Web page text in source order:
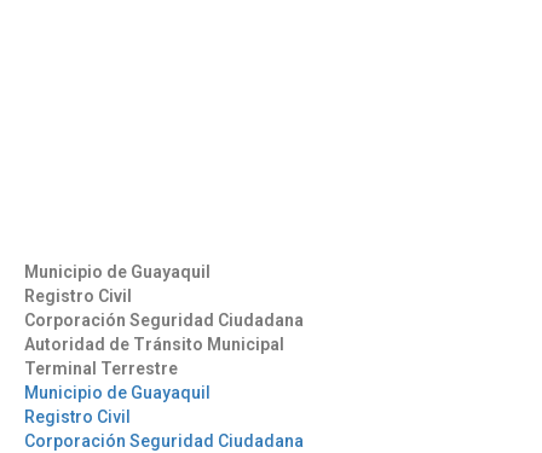
Municipio de Guayaquil
Registro Civil
Corporación Seguridad Ciudadana
Autoridad de Tránsito Municipal
Terminal Terrestre
Municipio de Guayaquil
Registro Civil
Corporación Seguridad Ciudadana